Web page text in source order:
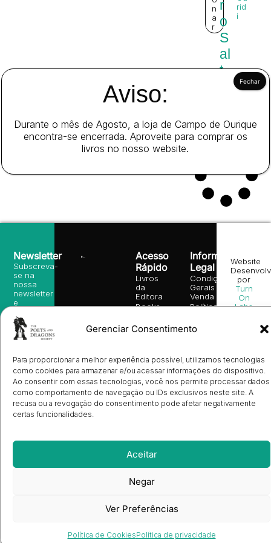
Gerenciar Consentimento
Para proporcionar a melhor experiência possível, utilizamos tecnologias
como cookies para armazenar e/ou acessar informações do dispositivo.
Ao consentir com essas tecnologias, você nos permite processar dados
como comportamento de navegação ou IDs exclusivos neste site. A
recusa ou a revogação do consentimento pode afetar negativamente
certas funcionalidades.
Aceitar
Negar
Ver Preferências
Política de CookiesPolítica de privacidade
1
€
n
a
r
r
o
S
al
t
c
o
rid
i
info@poetsandragons.com
Infantil
Adulto
Bookshop
Acesso
Rápido
Livros
da
Editora
Books
English
Autores
Prémio
Ulysses
Sobre
Nós
Contactos
Envio
de
Ilustradores
Registo
de
Livrarias
Informação
Legal
Condições
Gerais de
Venda
Política de
Política
de
Livro de
Reclamações
Eletrónico
Newsletter
Subscreva-
se na
nossa
newsletter
e
as
nossas
sugestões
leitura,
novidades
sobre
lançamentos,
vantagens
exclusivas
e
avisos
no seu
Subscrever
Website
por
Turn
On
Labs
Aviso:
Durante o mês de Agosto, a loja de Campo de Ourique
encontra-se encerrada. Aproveite para comprar os
livros no nosso website.